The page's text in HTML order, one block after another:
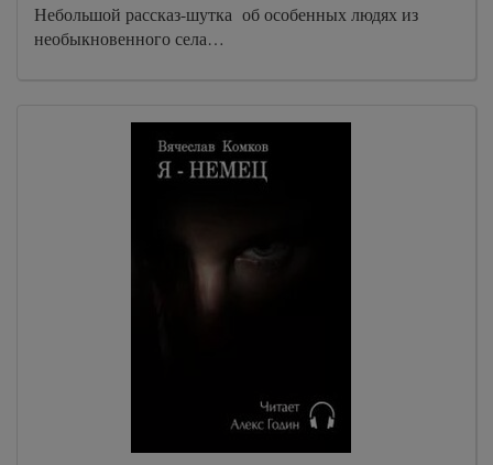
Небольшой рассказ-шутка об особенных людях из
необыкновенного села…